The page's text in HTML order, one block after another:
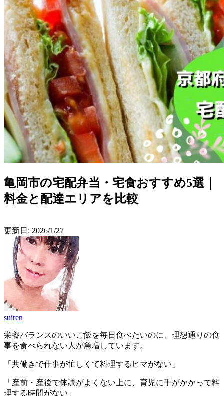
亀岡市の宅配弁当・宅食おすすめ5選｜
料金と配達エリアを比較
更新日: 2026/1/27
suiren
栄養バランスのいいご飯を毎日食べたいのに、理想通りの食
事を食べられない人が急増しています。
「共働きで仕事が忙しくて料理するヒマがない」
「産前・産後で体調がよくない上に、育児に手がかかって料
理する時間がない」